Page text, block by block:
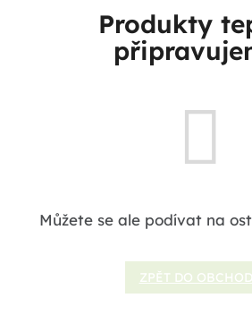
Produkty
Můžete se ale podívat na
ZPĚT DO